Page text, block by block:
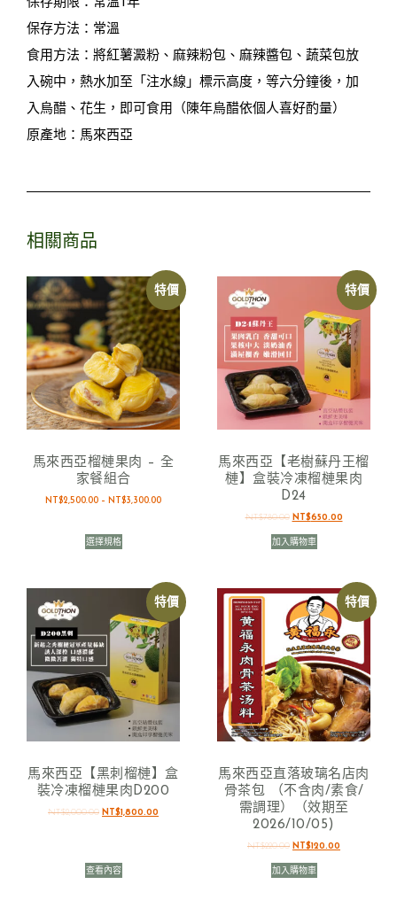
保存方法：常溫
食用方法：將紅薯澱粉、麻辣粉包、麻辣醬包、蔬菜包放
入碗中，熱水加至「注水線」標示高度，等六分鐘後，加
入烏醋、花生，即可食用​（陳年烏醋依個人喜好酌量）
原產地：馬來西亞
相關商品
特價
馬來西亞榴槤果肉 – 全
家餐組合
NT$2,500.00 – NT$3,300.00
選擇規格
特價
馬來西亞【老樹蘇丹王榴
槤】盒裝冷凍榴槤果肉
D24
NT$780.00 NT$650.00
加入購物車
特價
馬來西亞【黑刺榴槤】盒
裝冷凍榴槤果肉D200
NT$2,000.00 NT$1,800.00
查看內容
特價
馬來西亞直落玻璃名店肉
骨茶包 （不含肉/素食/
需調理）（效期至
2026/10/05)
NT$220.00 NT$120.00
加入購物車